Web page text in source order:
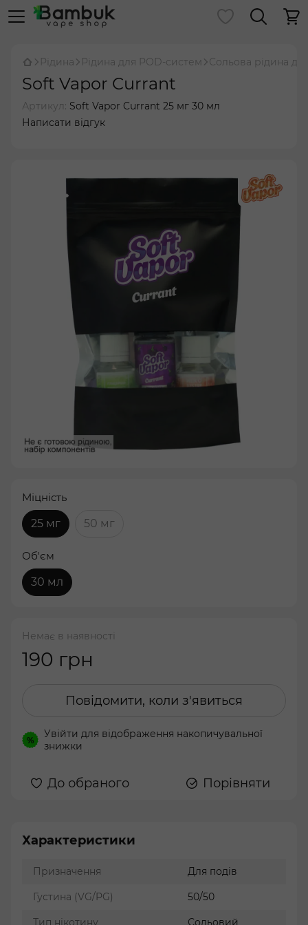
Рідина Рідина для POD-систем Сольова рідина
Soft Vapor Currant
Артикул: Soft Vapor Currant 25 мг 30 мл
Написати відгук
Міцність
25 мг
50 мг
Об'єм
30 мл
Немає в наявності
190 грн
Повідомити, коли з'явиться
% Увійти для відображення накопичувальної
знижки
До обраного Порівняти
Характеристики
Призначення Для подів
Густина (VG/PG) 50/50
Тип нікотину Сольовий